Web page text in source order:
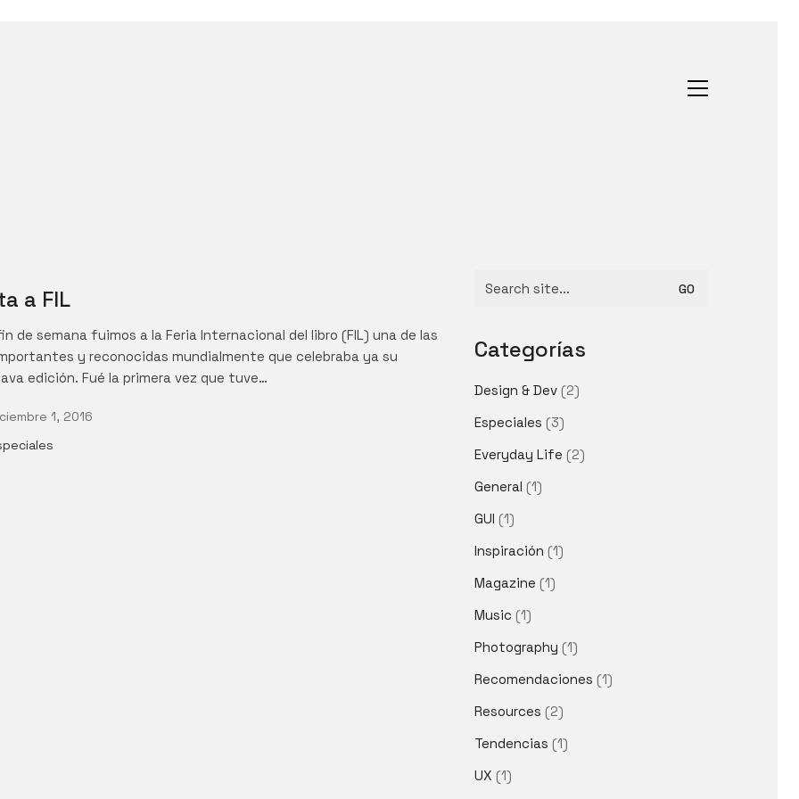
a FIL
de semana fuimos a la Feria Internacional del libro (FIL) una de las
y reconocidas mundialmente que celebraba ya su
edición. Fué la primera vez que tuve…
1, 2016
Categorías
Design & Dev(2)
Especiales (3)
Everyday Life (2)
General (1)
GUI (1)
Inspiración (1)
Magazine (1)
Music (1)
Photography (1)
Recomendaciones (1)
Resources (2)
Tendencias (1)
UX (1)